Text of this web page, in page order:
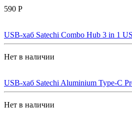
590 Р
USB-хаб Satechi Combo Hub 3 in 1
Нет в наличии
USB-хаб Satechi Aluminium Type-C
Нет в наличии